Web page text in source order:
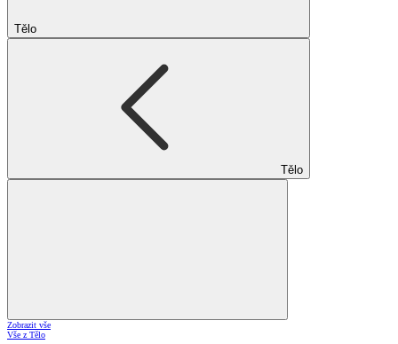
Tělo
Tělo
Zobrazit vše
Vše z Tělo